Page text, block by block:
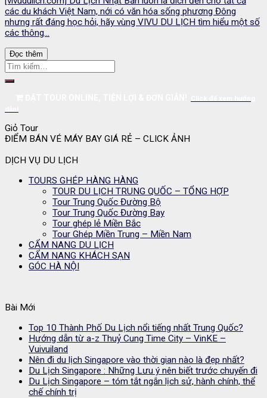
các du khách Việt Nam, nới có văn hóa sống phương Đông
nhưng rất đáng học hỏi, hãy vùng VIVU DU LỊCH tìm hiểu một số
các thông...
Đọc thêm
Giỏ Tour
ĐIỂM BÁN VÉ MÁY BAY GIÁ RẺ – CLICK ẢNH
DỊCH VỤ DU LỊCH
TOURS GHÉP HÀNG HÀNG
TOUR DU LỊCH TRUNG QUỐC – TỔNG HỢP
Tour Trung Quốc Đường Bộ
Tour Trung Quốc Đường Bay
Tour ghép lẻ Miền Bắc
Tour Ghép Miền Trung – Miền Nam
CẨM NANG DU LỊCH
CẨM NANG KHÁCH SẠN
GÓC HÀ NỘI
Bài Mới
Top 10 Thành Phố Du Lịch nổi tiếng nhất Trung Quốc?
Hướng dẫn từ a-z Thuỷ Cung Time City – VinKE –
Vuivuiland
Nên đi du lịch Singapore vào thời gian nào là đẹp nhất?
Du Lịch Singapore : Những Lưu ý nên biết trước chuyến đi
Du Lịch Singapore – tóm tắt ngắn lịch sử, hành chính, thể
chế chính trị